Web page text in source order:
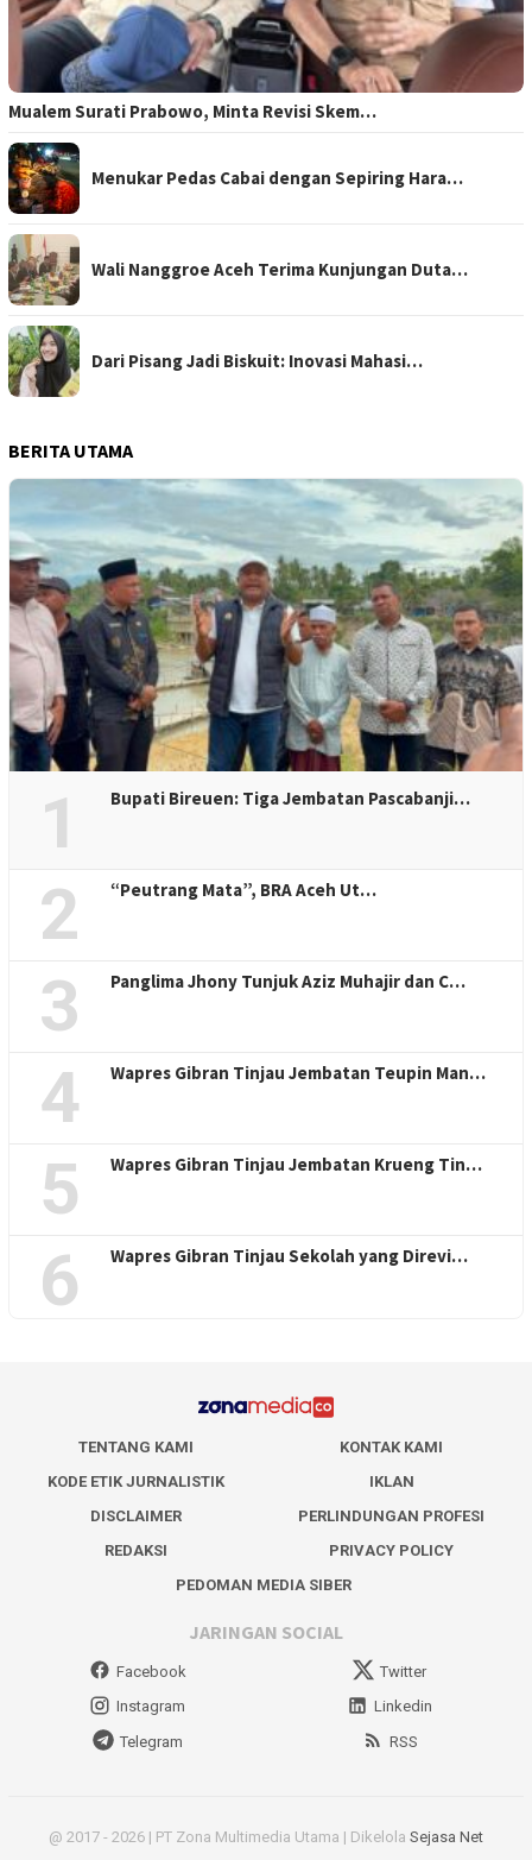
Mualem Surati Prabowo, Minta Revisi Skem…
Menukar Pedas Cabai dengan Sepiring Hara…
Wali Nanggroe Aceh Terima Kunjungan Duta…
Dari Pisang Jadi Biskuit: Inovasi Mahasi…
BERITA UTAMA
1 Bupati Bireuen: Tiga Jembatan Pascabanji…
2 “Peutrang Mata”, BRA Aceh Ut…
3 Panglima Jhony Tunjuk Aziz Muhajir dan C…
4 Wapres Gibran Tinjau Jembatan Teupin Man…
5 Wapres Gibran Tinjau Jembatan Krueng Tin…
6 Wapres Gibran Tinjau Sekolah yang Direvi…
TENTANG KAMI
KONTAK KAMI
KODE ETIK JURNALISTIK
IKLAN
DISCLAIMER
PERLINDUNGAN PROFESI
REDAKSI
PRIVACY POLICY
PEDOMAN MEDIA SIBER
JARINGAN SOCIAL
Facebook
Twitter
Instagram
Linkedin
Telegram
RSS
@ 2017 - 2026 | PT Zona Multimedia Utama | Dikelola Sejasa Net